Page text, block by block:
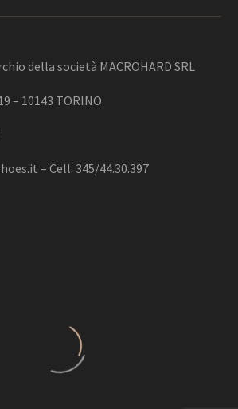
della società MACROHARD SRL
– 10143 TORINO
– Cell. 345/44.30.397